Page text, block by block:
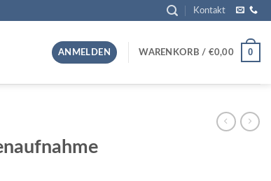
Kontakt
ANMELDEN WARENKORB / €0,00 0